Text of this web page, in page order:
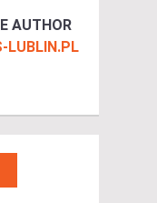
AUTHOR
LUBLIN.PL